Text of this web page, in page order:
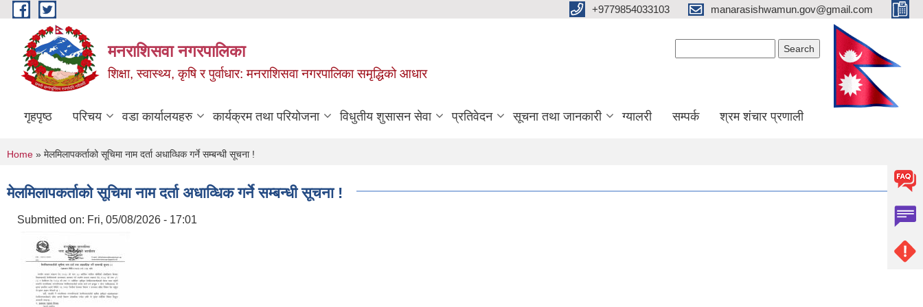
Skip to main content +9779854033103 manarasishwamun.gov@gmail.com
मनराशिसवा नगरपालिका
शिक्षा, स्वास्थ्य, कृषि र पुर्वाधार: मनराशिसवा नगरपालिका समृद्धिको आधार
गृहपृष्ठ परिचय वडा कार्यालयहरु कार्यक्रम तथा परियोजना विधुतीय शुसासन सेवा प्रतिवेदन सूचना तथा जानकारी ग्यालरी सम्पर्क श्रम शंचार प्रणाली
You are here
Home » मेलमिलापकर्ताको सूचिमा नाम दर्ता अधाव्धिक गर्ने सम्बन्धी सूचना !
मेलमिलापकर्ताको सूचिमा नाम दर्ता अधाव्धिक गर्ने सम्बन्धी सूचना !
Submitted on: Fri, 05/08/2026 - 17:01